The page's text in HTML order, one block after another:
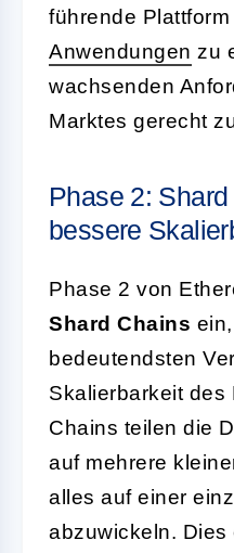
führende Plattform
Anwendungen zu
wachsenden
Marktes gerecht
Phase 2:
bessere
Phase 2 von
Shard Chains
bedeutendsten
Skalierbarkeit des
Chains teilen die
auf mehrere
alles auf einer
abzuwickeln. Dies